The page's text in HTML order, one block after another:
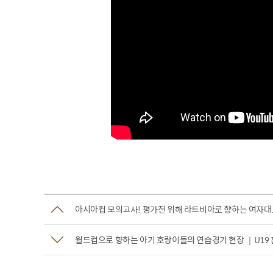
아시아컵 모의고사! 평가전 위해 라트비아로 향하는 여자
월드컵으로 향하는 아기 호랑이들의 연습경기 현장 ｜U19